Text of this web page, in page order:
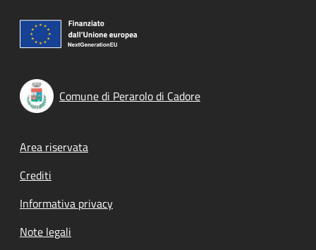
Comune di Perarolo di Cadore
Footer menu
Area riservata
Crediti
Informativa privacy
Note legali